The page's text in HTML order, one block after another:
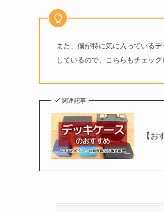
また、僕が特に気に入っている
しているので、こちらもチェッ
関連記事
【お